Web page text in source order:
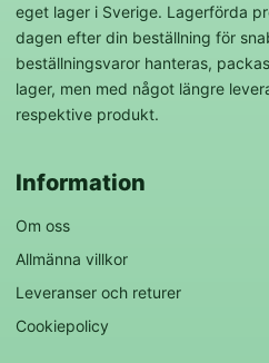
eget lager i Sverige. Lagerförda
dagen efter din beställning för
beställningsvaror hanteras,
lager, men med något längre
respektive produkt.
Information
Om oss
Allmänna villkor
Leveranser och returer
Cookiepolicy